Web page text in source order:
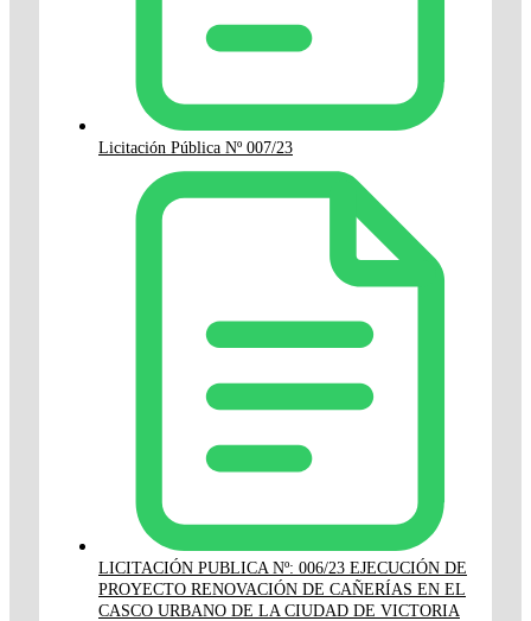
Licitación Pública Nº 007/23
LICITACIÓN PUBLICA Nº: 006/23 EJECUCIÓN DE
PROYECTO RENOVACIÓN DE CAÑERÍAS EN EL
CASCO URBANO DE LA CIUDAD DE VICTORIA